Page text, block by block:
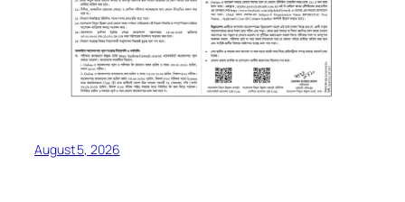
August 5, 2026